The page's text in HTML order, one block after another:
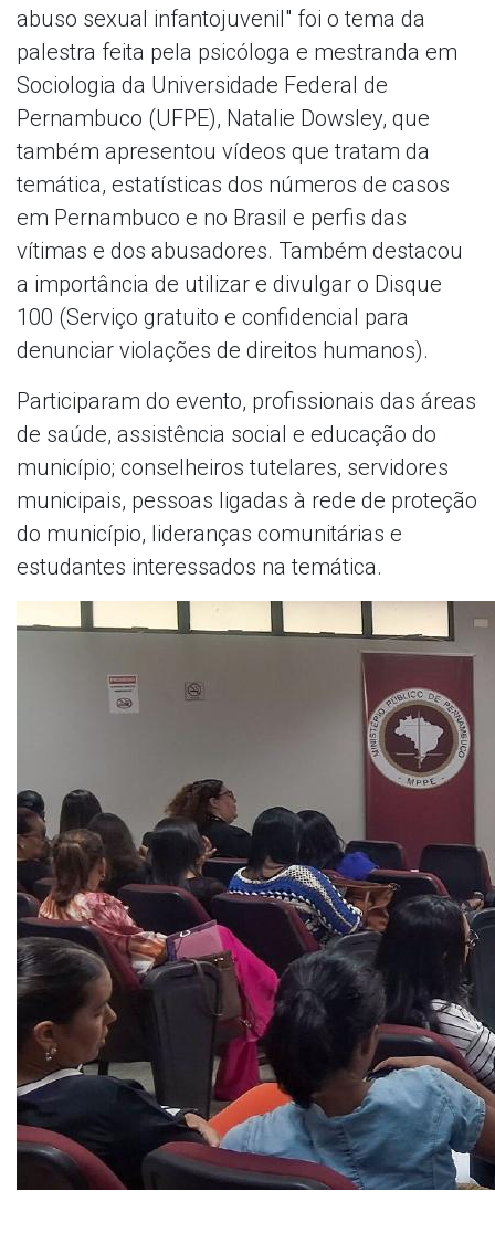
abuso sexual infantojuvenil" foi o tema da
palestra feita pela psicóloga e mestranda em
Sociologia da Universidade Federal de
Pernambuco (UFPE), Natalie Dowsley, que
também apresentou vídeos que tratam da
temática, estatísticas dos números de casos
em Pernambuco e no Brasil e perfis das
vítimas e dos abusadores. Também destacou
a importância de utilizar e divulgar o Disque
100 (Serviço gratuito e confidencial para
denunciar violações de direitos humanos).
Participaram do evento, profissionais das áreas
de saúde, assistência social e educação do
município; conselheiros tutelares, servidores
municipais, pessoas ligadas à rede de proteção
do município, lideranças comunitárias e
estudantes interessados na temática.